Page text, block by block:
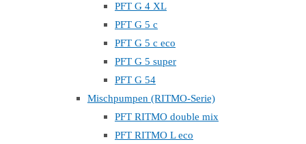
PFT G 4 XL
PFT G 5 c
PFT G 5 c eco
PFT G 5 super
PFT G 54
Mischpumpen (RITMO-Serie)
PFT RITMO double mix
PFT RITMO L eco